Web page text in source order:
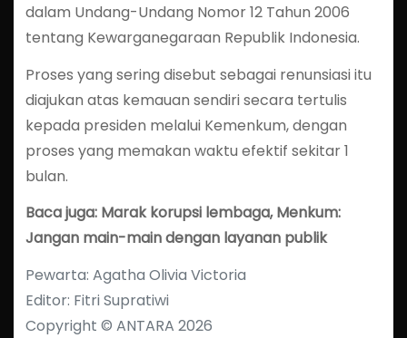
dalam Undang-Undang Nomor 12 Tahun 2006
tentang Kewarganegaraan Republik Indonesia.
Proses yang sering disebut sebagai renunsiasi itu
diajukan atas kemauan sendiri secara tertulis
kepada presiden melalui Kemenkum, dengan
proses yang memakan waktu efektif sekitar 1
bulan.
Baca juga: Marak korupsi lembaga, Menkum:
Jangan main-main dengan layanan publik
Pewarta: Agatha Olivia Victoria
Editor: Fitri Supratiwi
Copyright © ANTARA 2026